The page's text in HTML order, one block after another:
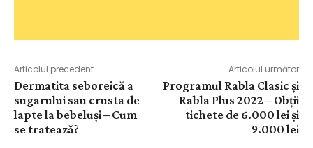
Articolul precedent
Dermatita seboreică a
sugarului sau crusta de
lapte la bebeluși – Cum
se tratează?
Articolul următor
Programul Rabla Clasic și
Rabla Plus 2022 – Obții
tichete de 6.000 lei și
9.000 lei